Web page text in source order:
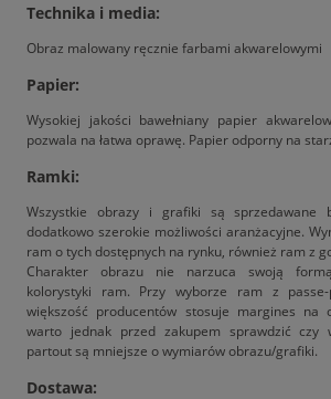
Technika i media:
Obraz malowany ręcznie farbami akwarelowymi
Papier:
Wysokiej jakości bawełniany papier
pozwala na łatwa oprawę. Papier odporny na
Ramki:
Wszystkie obrazy i grafiki są sprzedawane
dodatkowo szerokie możliwości aranżacyjne.
ram o tych dostępnych na rynku, również ram z
Charakter obrazu nie narzuca swoją
kolorystyki ram. Przy wyborze ram z passe-
większość producentów stosuje margines na
warto jednak przed zakupem sprawdzić czy
partout są mniejsze o wymiarów obrazu/grafiki.
Dostawa: